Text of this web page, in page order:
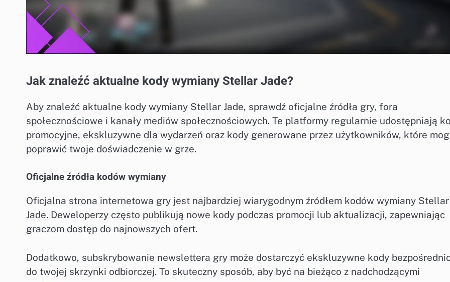
Jak znaleźć aktualne kody wymiany Stellar Jade?
Aby znaleźć aktualne kody wymiany Stellar Jade, sprawdź oficjalne źródła gry, fora
społecznościowe i kanały mediów społecznościowych. Te platformy regularnie udostępniają
promocyjne, ekskluzywne dla wydarzeń oraz kody generowane przez użytkowników, które
poprawić twoje doświadczenie w grze.
Oficjalne źródła kodów wymiany
Oficjalna strona internetowa gry jest najbardziej wiarygodnym źródłem kodów wymiany Stellar
Jade. Deweloperzy często publikują nowe kody podczas promocji lub aktualizacji, zapewniając
graczom dostęp do najnowszych ofert.
Dodatkowo, subskrybowanie newslettera gry może dostarczyć ekskluzywne kody
do twojej skrzynki odbiorczej. To skuteczny sposób, aby być na bieżąco z nadchodzącymi